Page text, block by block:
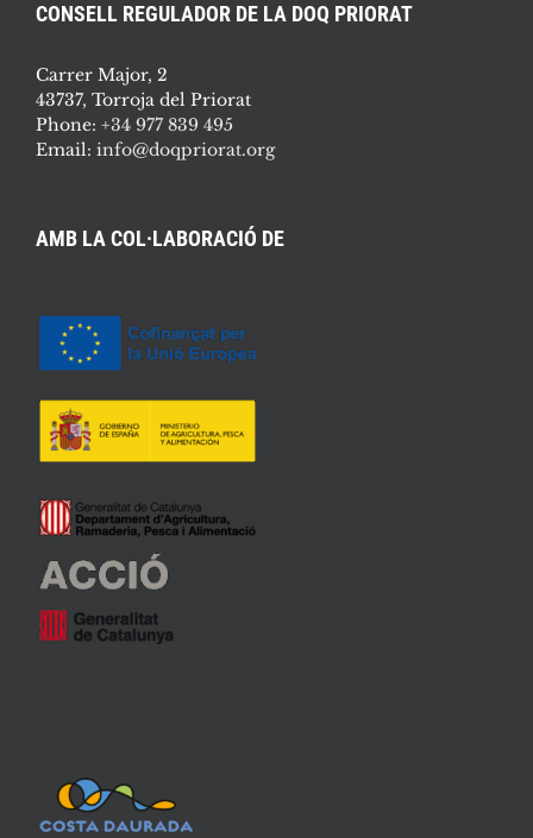
CONSELL REGULADOR DE LA DOQ PRIORAT
Carrer Major, 2
43737, Torroja del Priorat
Phone: +34 977 839 495
Email: info@doqpriorat.org
AMB LA COL·LABORACIÓ DE